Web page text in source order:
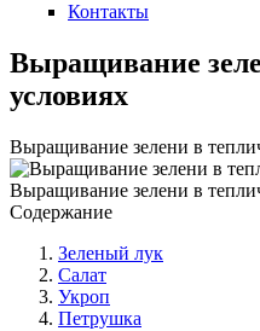
Контакты
Выращивание
условиях
Выращивание зелени в
Выращивание зелени в
Содержание
Зеленый лук
Салат
Укроп
Петрушка